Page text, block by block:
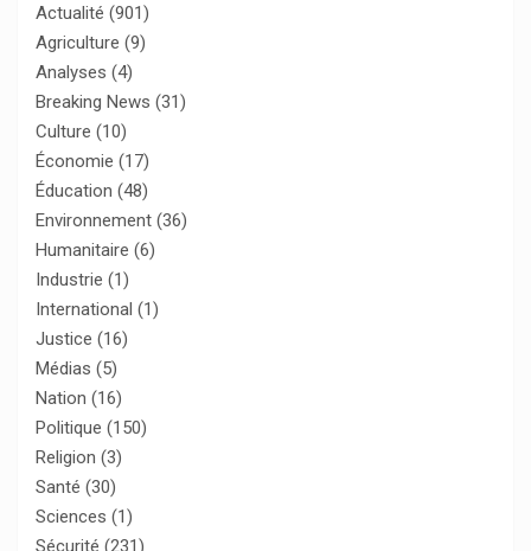
Actualité (901)
Agriculture (9)
Analyses (4)
Breaking News (31)
Culture (10)
Économie (17)
Éducation (48)
Environnement (36)
Humanitaire (6)
Industrie (1)
International (1)
Justice (16)
Médias (5)
Nation (16)
Politique (150)
Religion (3)
Santé (30)
Sciences (1)
Sécurité (231)